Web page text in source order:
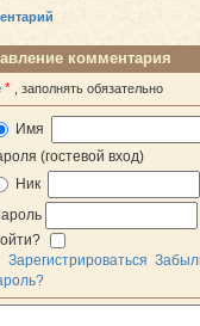
комментария
* , заполнять обязательно
Имя
(гостевой вход)
Ник
Зарегистрироваться